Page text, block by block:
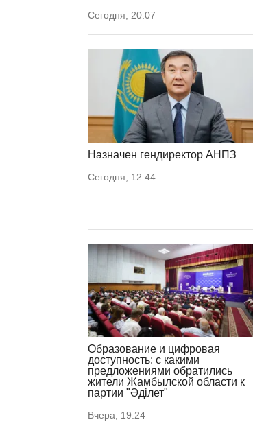
Сегодня, 20:07
Назначен гендиректор АНПЗ
Сегодня, 12:44
Образование и цифровая
доступность: с какими
предложениями обратились
жители Жамбылской области к
партии "Әділет"
Вчера, 19:24